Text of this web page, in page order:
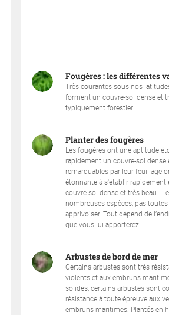
Fougères : les différentes
Très courantes sous nos
forment un couvre-sol dense et
typiquement forestier....
Planter des fougères
Les fougères ont une aptitude
rapidement un couvre-sol dense
remarquables par leur feuillage
étonnante à s'établir rapidement
couvre-sol dense et très beau. Il
nombreuses espèces, pas
apprivoiser. Tout dépend de
que vous lui apporterez....
Arbustes de bord de mer
Certains arbustes sont très
violents et aux embruns
solides, certains arbustes sont
résistance à toute épreuve aux
embruns maritimes. Plantés en